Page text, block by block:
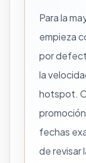
Para la
empieza
por
la
hotspot.
fechas
de revisar